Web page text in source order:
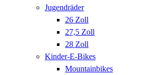
Jugendräder
26 Zoll
27,5 Zoll
28 Zoll
Kinder-E-Bikes
Mountainbikes